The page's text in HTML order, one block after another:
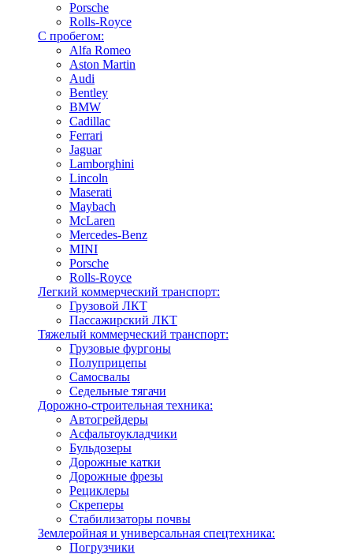
Porsche
Rolls-Royce
С пробегом:
Alfa Romeo
Aston Martin
Audi
Bentley
BMW
Cadillac
Ferrari
Jaguar
Lamborghini
Lincoln
Maserati
Maybach
McLaren
Mercedes-Benz
MINI
Porsche
Rolls-Royce
Легкий коммерческий транспорт:
Грузовой ЛКТ
Пассажирский ЛКТ
Тяжелый коммерческий транспорт:
Грузовые фургоны
Полуприцепы
Самосвалы
Седельные тягачи
Дорожно-строительная техника:
Автогрейдеры
Асфальтоукладчики
Бульдозеры
Дорожные катки
Дорожные фрезы
Рециклеры
Скреперы
Стабилизаторы почвы
Землеройная и универсальная спецтехника:
Погрузчики